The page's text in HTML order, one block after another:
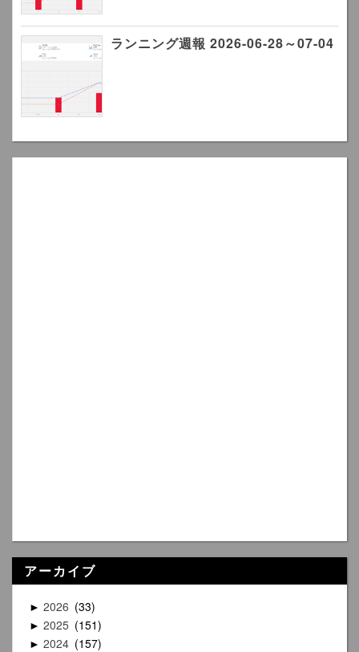
ランニング週報 2026-06-28～07-04
アーカイブ
► 2026 33
► 2025 151
► 2024 157